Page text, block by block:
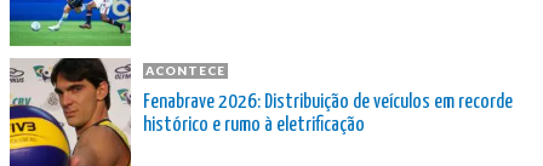
ACONTECE
Fenabrave 2026: Distribuição de veículos em recorde
histórico e rumo à eletrificação